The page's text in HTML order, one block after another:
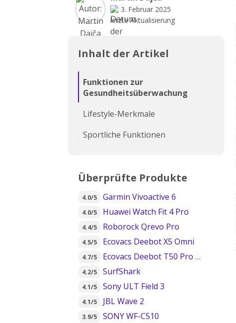
3. Februar 2025
letzte Aktualisierung
Inhalt der Artikel
Funktionen zur
Gesundheitsüberwachung
Lifestyle-Merkmale
Sportliche Funktionen
Überprüfte Produkte
4.0/5 Garmin Vivoactive 6
4.0/5 Huawei Watch Fit 4 Pro
4.4/5 Roborock Qrevo Pro
4.5/5 Ecovacs Deebot X5 Omni
4.7/5 Ecovacs Deebot T50 Pro Omni
4.2/5 SurfShark
4.1/5 Sony ULT Field 3
4.1/5 JBL Wave 2
3.9/5 SONY WF-C510